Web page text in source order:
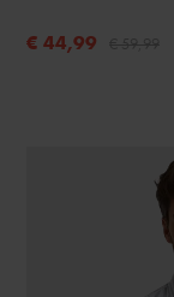
€ 44,99